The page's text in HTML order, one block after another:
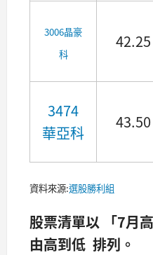
3006晶豪
科
42.25
3474
華亞科
43.50
資料來源:選股勝利組
股票清單以 「7月
由高到低 排列。